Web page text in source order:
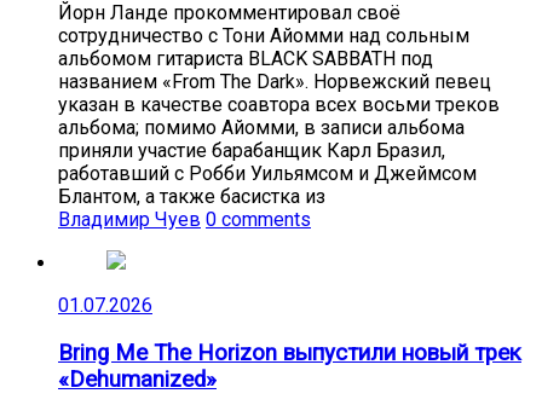
Йорн Ланде прокомментировал своё
сотрудничество с Тони Айомми над сольным
альбомом гитариста BLACK SABBATH под
названием «From The Dark». Норвежский певец
указан в качестве соавтора всех восьми треков
альбома; помимо Айомми, в записи альбома
приняли участие барабанщик Карл Бразил,
работавший с Робби Уильямсом и Джеймсом
Блантом, а также басистка из
Владимир Чуев 0 comments
01.07.2026
Bring Me The Horizon выпустили новый трек
«Dehumanized»